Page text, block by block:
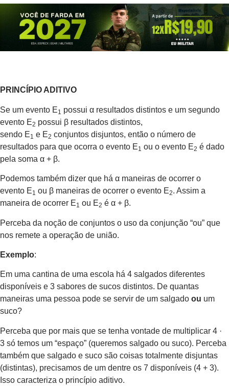
PRINCÍPIO ADITIVO
Se um evento E1 possui α resultados distintos e um segundo
evento E2 possui β resultados distintos,
sendo E1 e E2 conjuntos disjuntos, então o número de
resultados para que ocorra o evento E1 ou o evento E2 é dado
pela soma α + β.
Podemos também dizer que há α maneiras de ocorrer o
evento E1 ou β maneiras de ocorrer o evento E2. Assim a
maneira de ocorrer E1 ou E2 é α + β.
Perceba da noção de conjuntos o uso da conjunção “ou” que
nos remete a operação de união.
Exemplo:
Em uma cantina de uma escola há 4 salgados diferentes
disponíveis e 3 sabores de sucos distintos. De quantas
maneiras uma pessoa pode se servir de um salgado ou um
suco?
Perceba que por mais que se tenha vontade de multiplicar 4 ·
3 só temos um “espaço” (queremos salgado ou suco). Perceba
também que salgado e suco são coisas totalmente disjuntas
(distintas), precisamos de um dentre os 7 disponíveis (4 + 3).
Isso caracteriza o princípio aditivo.